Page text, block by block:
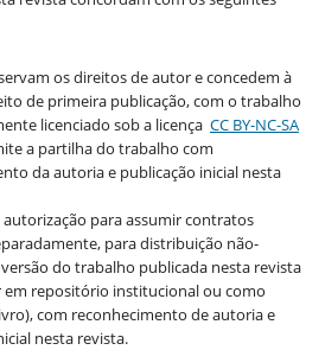
os direitos de autor e concedem à
de primeira publicação, com o trabalho
licenciado sob a licença CC BY-NC-SA
a partilha do trabalho com
da autoria e publicação inicial nesta
para assumir contratos
para distribuição não-
do trabalho publicada nesta revista
em repositório institucional ou como
com reconhecimento de autoria e
nesta revista.